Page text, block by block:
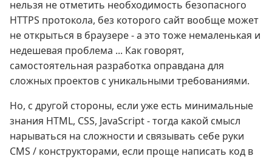
нельзя не отметить необходимость безопасного
HTTPS протокола, без которого сайт вообще может
не открыться в браузере - а это тоже немаленькая и
недешевая проблема ... Как говорят,
самостоятельная разработка оправдана для
сложных проектов с уникальными требованиями.
Но, с другой стороны, если уже есть минимальные
знания HTML, CSS, JavaScript - тогда какой смысл
нарываться на сложности и связывать себе руки
CMS / конструкторами, если проще написать код в